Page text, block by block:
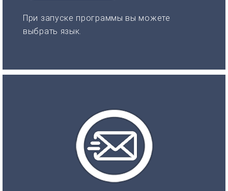
При запуске программы вы можете
выбрать язык.